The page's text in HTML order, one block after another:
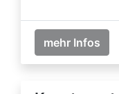
mehr Infos